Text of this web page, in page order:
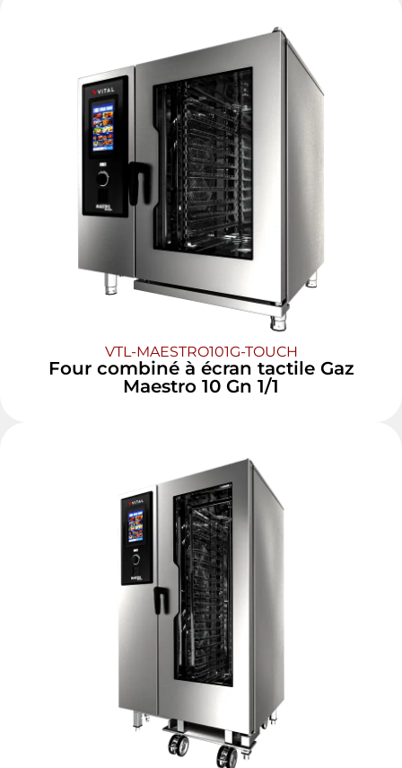
VTL-MAESTRO101G-TOUCH
Four combiné à écran tactile Gaz
Maestro 10 Gn 1/1